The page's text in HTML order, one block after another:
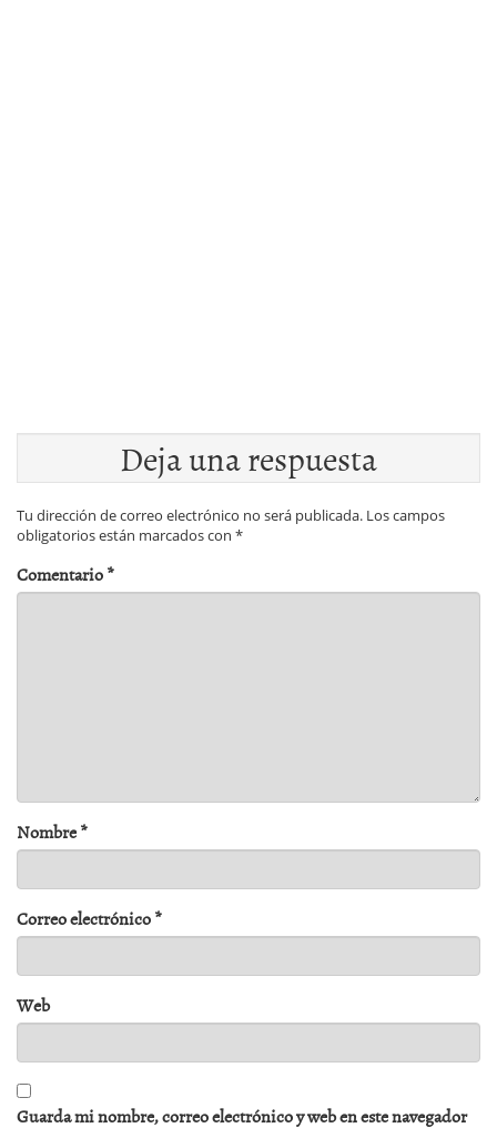
Deja una respuesta
Tu dirección de correo electrónico no será publicada. Los campos
obligatorios están marcados con *
Comentario*
Nombre*
Correo electrónico*
Web
Guarda mi nombre, correo electrónico y web en este navegador